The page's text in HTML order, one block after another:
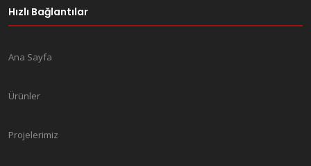
Hızlı Bağlantılar
Ana Sayfa
Ürünler
Projelerimiz